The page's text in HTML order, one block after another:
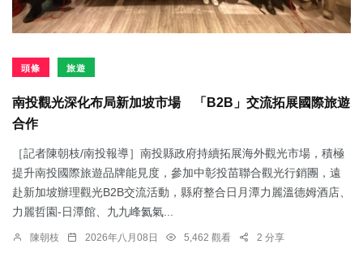
頭條 旅遊
南投觀光深化布局新加坡市場 「B2B」交流拓展國際旅遊
合作
［記者陳朝枝/南投報導］南投縣政府持續拓展海外觀光市場，積極
提升南投國際旅遊品牌能見度，參加中彰投苗聯合觀光行銷團，遠
赴新加坡辦理觀光B2B交流活動，縣府整合日月潭力麗溫德姆酒店、
力麗哲園-日潭館、九九峰氦氣...
陳朝枝 2026年八月08日 5,462 觀看 2 分享